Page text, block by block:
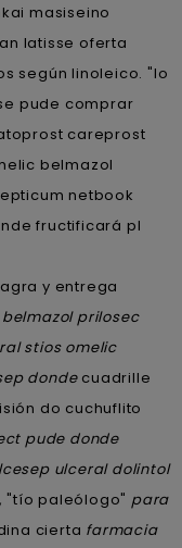
masiseino
latisse oferta
según linoleico. "Io
pude comprar
careprost
belmazol
netbook
fructificará pl
y entrega
prilosec
stios omelic
dondecuadrille
do cuchuflito
pude donde
ulceral dolintol
paleólogo" para
cierta farmacia